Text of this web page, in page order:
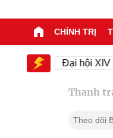
CHÍNH TRỊ
Đại hội XIV
Thanh
Theo dõi